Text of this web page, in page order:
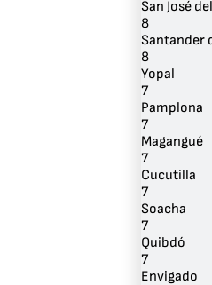
San José
8
Santander
8
Yopal
7
Pamplona
7
Magangué
7
Cucutilla
7
Soacha
7
Quibdó
7
Envigado